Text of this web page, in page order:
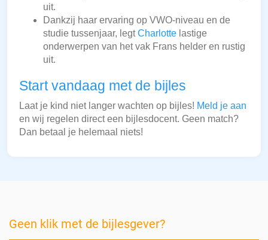
uit.
Dankzij haar ervaring op VWO-niveau en de
studie tussenjaar, legtCharlotte lastige
onderwerpen van het vak Frans helder en rustig
uit.
Start vandaag met de bijles
Laat je kind niet langer wachten op bijles! Meld je aan
en wij regelen direct een bijlesdocent. Geen match?
Dan betaal je helemaal niets!
Geen klik met de bijlesgever?